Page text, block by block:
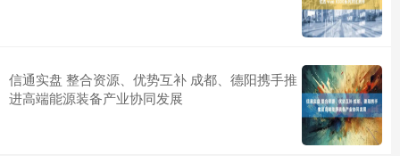
信通实盘 整合资源、优势互补 成都、德阳携手推
进高端能源装备产业协同发展